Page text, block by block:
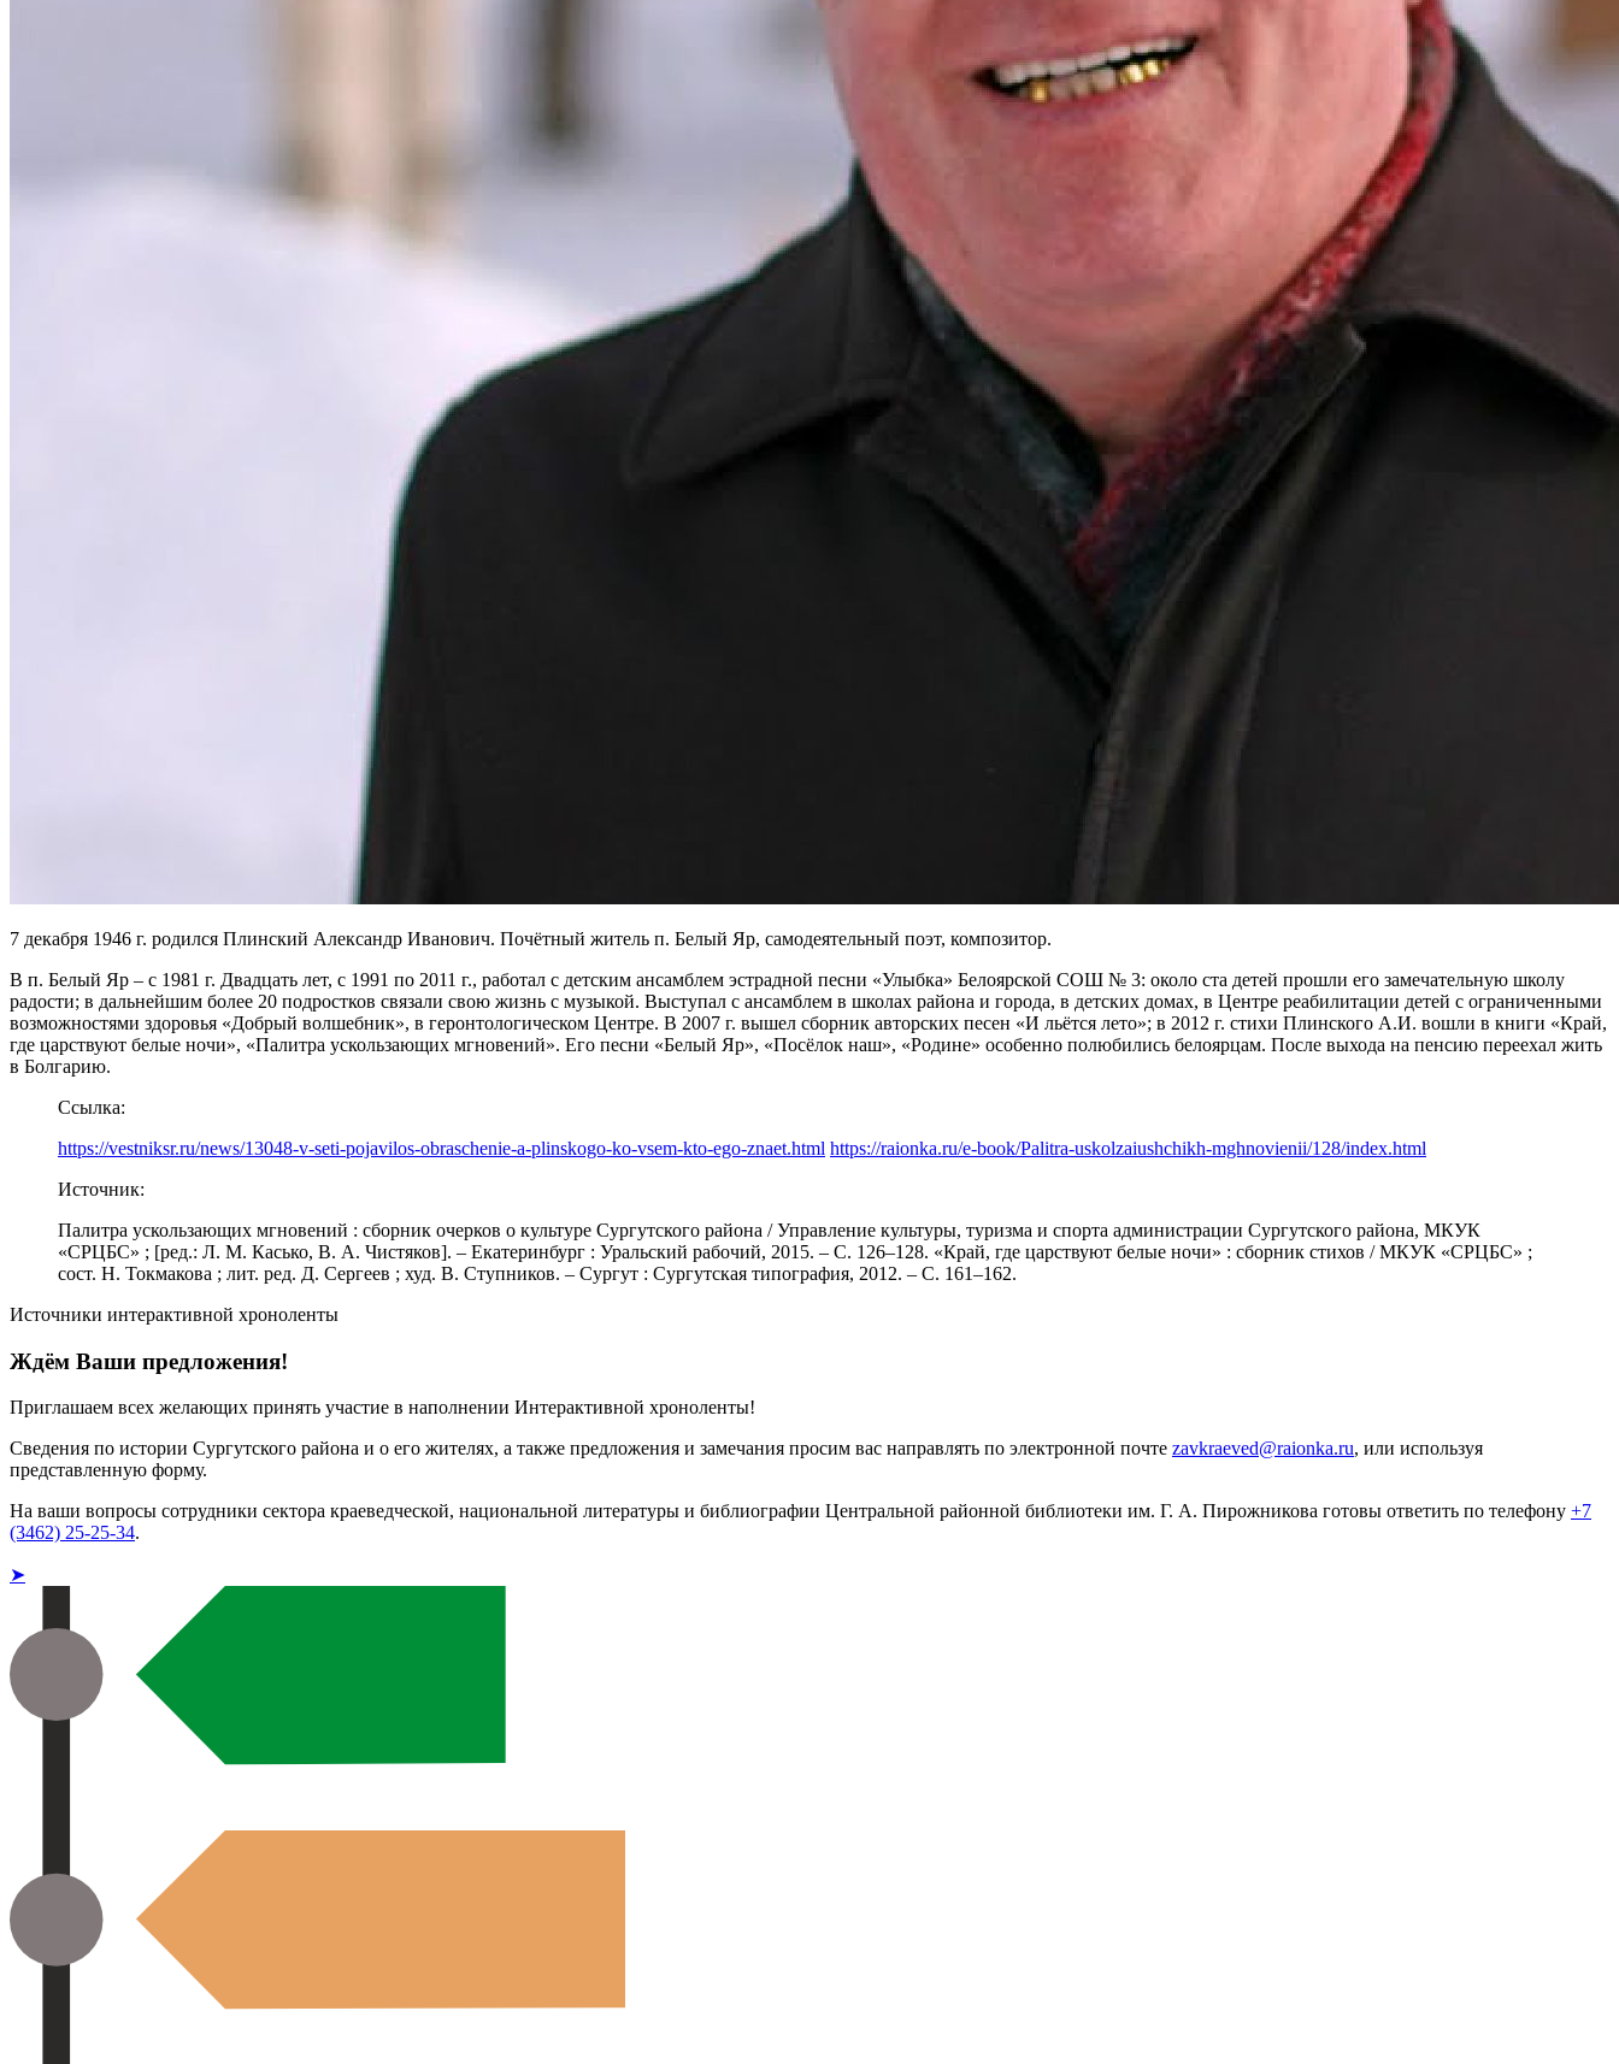
7 декабря 1946 г. родился Плинский Александр Иванович. Почётный житель п. Белый Яр, самодеятельный поэт, композитор.
В п. Белый Яр – с 1981 г. Двадцать лет, с 1991 по 2011 г., работал с детским ансамблем эстрадной песни «Улыбка» Белоярской СОШ № 3: около ста детей прошли его замечательную школу
радости; в дальнейшим более 20 подростков связали свою жизнь с музыкой. Выступал с ансамблем в школах района и города, в детских домах, в Центре реабилитации детей с ограниченными
возможностями здоровья «Добрый волшебник», в геронтологическом Центре. В 2007 г. вышел сборник авторских песен «И льётся лето»; в 2012 г. стихи Плинского А.И. вошли в книги «Край,
где царствуют белые ночи», «Палитра ускользающих мгновений». Его песни «Белый Яр», «Посёлок наш», «Родине» особенно полюбились белоярцам. После выхода на пенсию переехал жить
в Болгарию.
Ссылка:
https://vestniksr.ru/news/13048-v-seti-pojavilos-obraschenie-a-plinskogo-ko-vsem-kto-ego-znaet.html https://raionka.ru/e-book/Palitra-uskolzaiushchikh-mghnovienii/128/index.html
Источник:
Палитра ускользающих мгновений : сборник очерков о культуре Сургутского района / Управление культуры, туризма и спорта администрации Сургутского района, МКУК
«СРЦБС» ; [ред.: Л. М. Касько, В. А. Чистяков]. – Екатеринбург : Уральский рабочий, 2015. – С. 126–128. «Край, где царствуют белые ночи» : сборник стихов / МКУК «СРЦБС» ;
сост. Н. Токмакова ; лит. ред. Д. Сергеев ; худ. В. Ступников. – Сургут : Сургутская типография, 2012. – С. 161–162.
Источники интерактивной хроноленты
Ждём Ваши предложения!
Приглашаем всех желающих принять участие в наполнении Интерактивной хроноленты!
Сведения по истории Сургутского района и о его жителях, а также предложения и замечания просим вас направлять по электронной почте zavkraeved@raionka.ru, или используя
представленную форму.
На ваши вопросы сотрудники сектора краеведческой, национальной литературы и библиографии Центральной районной библиотеки им. Г. А. Пирожникова готовы ответить по телефону +7
(3462) 25-25-34.
➤